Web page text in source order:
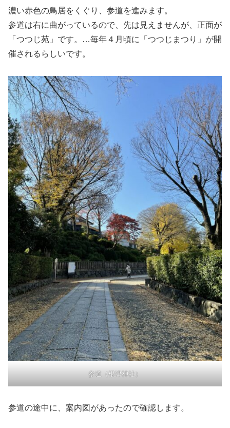
濃い赤色の鳥居をくぐり、参道を進みます。
参道は右に曲がっているので、先は見えませんが、正面が
「つつじ苑」です。…毎年４月頃に「つつじまつり」が開
催されるらしいです。
参道（根津神社）
参道の途中に、案内図があったので確認します。